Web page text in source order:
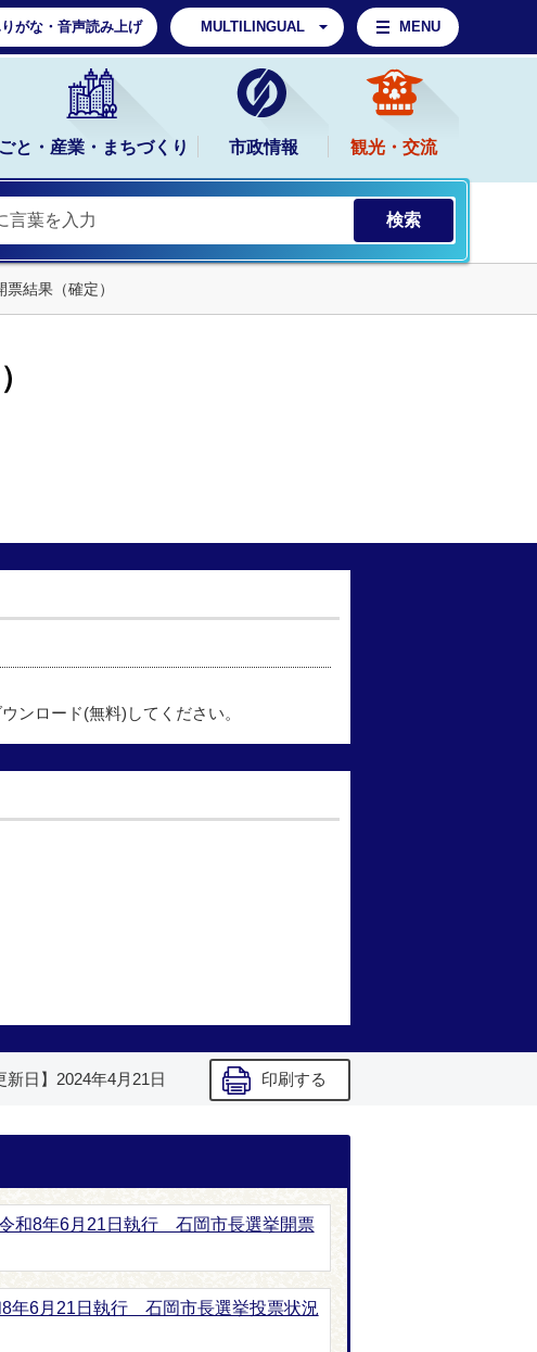
がな・音声読み上げ MULTILINGUAL MENU
と・産業・まちづくり 市政情報 観光・交流
結果（確定）
ンロード(無料)してください。
新日】 2024年4月21日 印刷する
令和8年6月21日執行 石岡市長選挙開票
8年6月21日執行 石岡市長選挙投票状況